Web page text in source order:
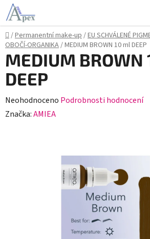
Přejít
na
obsah
Domů
/Permanentní make-up/EU SCHVÁLENÉ
OBOČÍ-ORGANIKA/MEDIUM BROWN 10 ml DEEP
MEDIUM BROWN
DEEP
Průměrné
hodnocení
Neohodnoceno Podrobnosti hodnocení
Značka:AMIEA